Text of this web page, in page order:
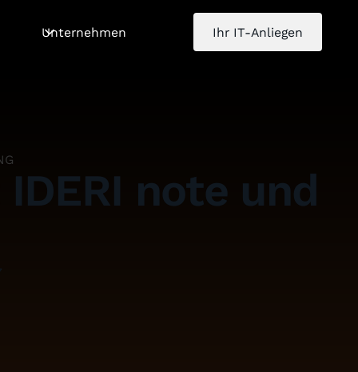
Unternehmen Ihr IT-Anliegen
note und